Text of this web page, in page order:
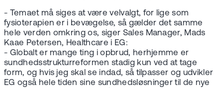
- Temaet må siges at være velvalgt, for lige som
fysioterapien er i bevægelse, så gælder det samme
hele verden omkring os, siger Sales Manager, Mads
Kaae Petersen, Healthcare i EG:
- Globalt er mange ting i opbrud, herhjemme er
sundhedsstrukturreformen stadig kun ved at tage
form, og hvis jeg skal se indad, så tilpasser og udvikler
EG også hele tiden sine sundhedsløsninger til de nye